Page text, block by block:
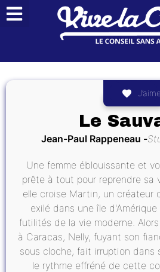
J’aime
Le
Jean-Paul Rappeneau
Une femme éblouissante et
prête à tout pour reprendre sa
elle croise Martin, un créateur
exilé dans une île
futilités de la vie moderne.
à Caracas, Nelly, fuyant son
sous cloche, fait irruption dans
le rythme effréné de cette